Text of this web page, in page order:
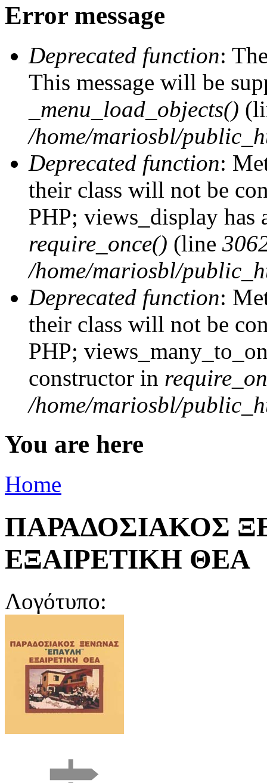
Error message
Deprecated function:
This message will be
_menu_load_objects()
/home/mariosbl/
Deprecated function:
their class will not be
PHP; views_display has
require_once() (line
/home/mariosbl/
Deprecated function:
their class will not be
PHP;
constructor in
/home/mariosbl/
You are here
Home
ΠΑΡΑΔΟΣΙΑΚΟΣ
ΕΞΑΙΡΕΤΙΚΗ ΘΕΑ
Λογότυπο: